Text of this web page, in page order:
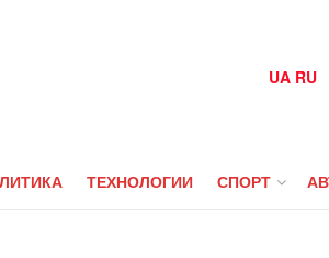
UA RU
ТЕХНОЛОГИИ СПОРТ